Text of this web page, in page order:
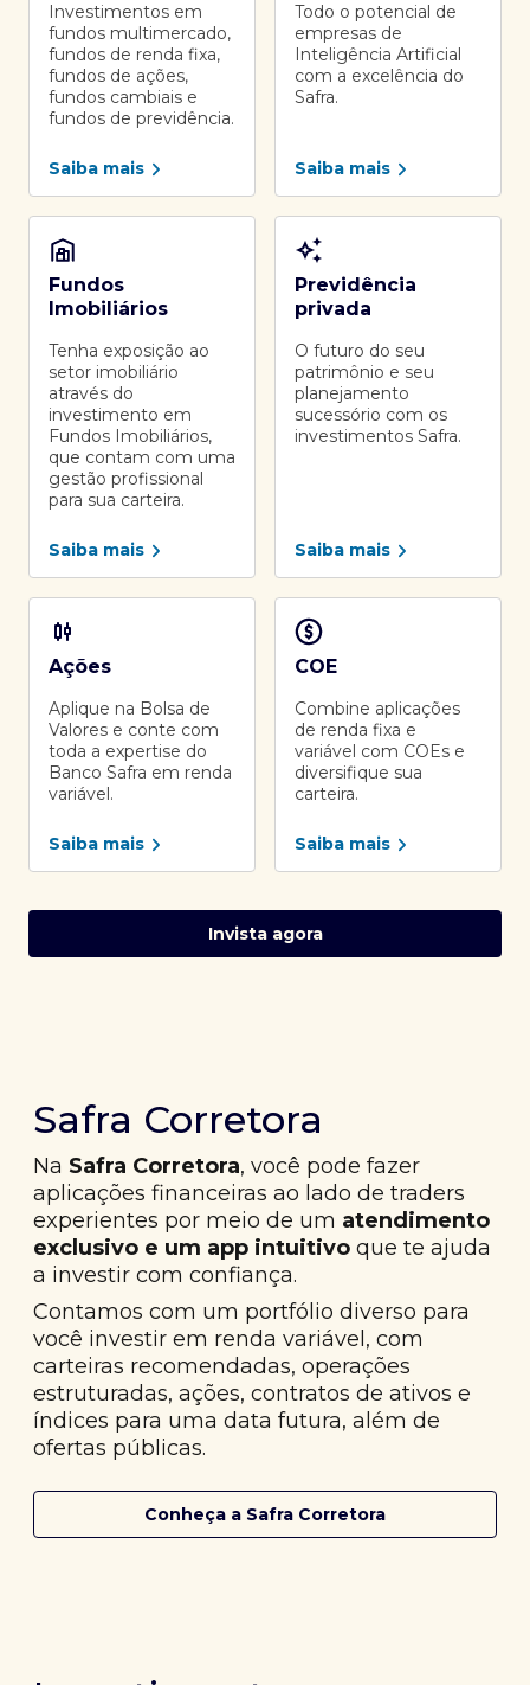
Investimentos em
fundos multimercado,
fundos de renda fixa,
fundos de ações,
fundos cambiais e
fundos de previdência.
Saiba mais
Todo o potencial de
empresas de
Inteligência Artificial
com a excelência do
Safra.
Saiba mais
Fundos
Imobiliários
Tenha exposição ao
setor imobiliário
através do
investimento em
Fundos Imobiliários,
que contam com uma
gestão profissional
para sua carteira.
Saiba mais
Previdência
privada
O futuro do seu
patrimônio e seu
planejamento
sucessório com os
investimentos Safra.
Saiba mais
Ações
Aplique na Bolsa de
Valores e conte com
toda a expertise do
Banco Safra em renda
variável.
Saiba mais
COE
Combine aplicações
de renda fixa e
variável com COEs e
diversifique sua
carteira.
Saiba mais
Invista agora
Safra Corretora
Na Safra Corretora, você pode fazer
aplicações financeiras ao lado de traders
experientes por meio de um atendimento
exclusivo e um app intuitivo que te ajuda
a investir com confiança.
Contamos com um portfólio diverso para
você investir em renda variável, com
carteiras recomendadas, operações
estruturadas, ações, contratos de ativos e
índices para uma data futura, além de
ofertas públicas.
Conheça a Safra Corretora